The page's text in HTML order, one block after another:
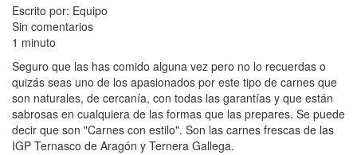
Escrito por: Equipo
Sin comentarios
1 minuto
Seguro que las has comido alguna vez pero no lo recuerdas o
quizás seas uno de los apasionados por este tipo de carnes que
son naturales, de cercanía, con todas las garantías y que están
sabrosas en cualquiera de las formas que las prepares. Se puede
decir que son "Carnes con estilo". Son las carnes frescas de las
IGP Ternasco de Aragón y Ternera Gallega.